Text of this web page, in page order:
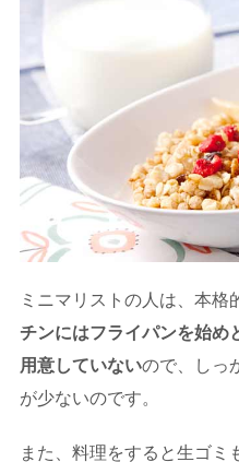
ミニマリストの人は、本格
チンにはフライパンを始め
用意していないので、しっ
が少ないのです。
また、料理をすると生ゴミ